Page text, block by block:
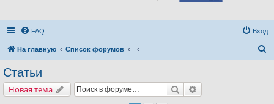
FAQ Вход
На главную Список форумов
Статьи
Новая тема Поиск